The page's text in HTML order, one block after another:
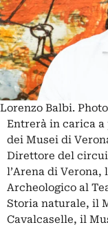
Lorenzo Balbi.
Entrerà in carica a
dei Musei di
Direttore del
l’Arena di Verona,
Archeologico al
Storia naturale, il
Cavalcaselle, il